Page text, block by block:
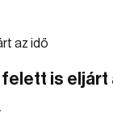
is eljárt